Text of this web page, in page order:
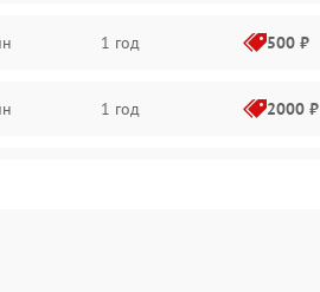
1 год 500 ₽
1 год 2000 ₽